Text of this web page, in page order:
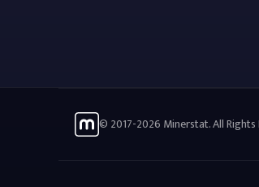
© 2017-2026 Minerstat. All Rights